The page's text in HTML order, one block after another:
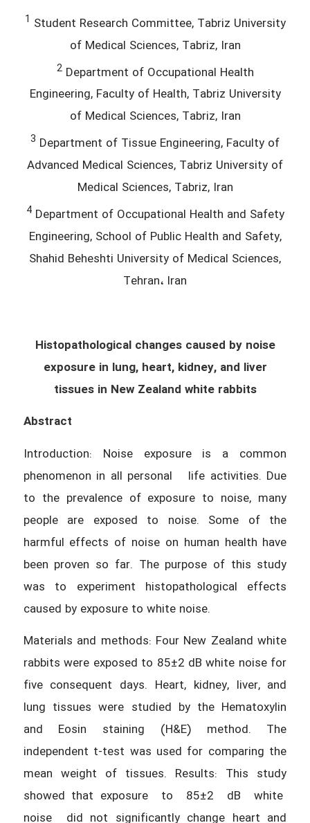
1 Student Research Committee, Tabriz University
of Medical Sciences, Tabriz, Iran
2Department of Occupational Health
Engineering, Faculty of Health, Tabriz University
of Medical Sciences, Tabriz, Iran
3 Department of Tissue Engineering, Faculty of
Advanced Medical Sciences, Tabriz University of
Medical Sciences, Tabriz, Iran
4Department of Occupational Health and Safety
Engineering, School of Public Health and Safety,
Shahid Beheshti University of Medical Sciences,
Tehran، Iran
Histopathological changes caused by noise
exposure in lung, heart, kidney, and liver
tissues in New Zealand white rabbits
Abstract
Introduction: Noise exposure is a common
phenomenon in all personal life activities. Due
to the prevalence of exposure to noise, many
people are exposed to noise. Some of the
harmful effects of noise on human health have
been proven so far. The purpose of this study
was to experiment histopathological effects
caused by exposure to white noise.
Materials and methods: Four New Zealand white
rabbits were exposed to 85±2 dB white noise for
five consequent days. Heart, kidney, liver, and
lung tissues were studied by the Hematoxylin
and Eosin staining (H&E) method. The
independent t-test was used for comparing the
mean weight of tissues. Results: This study
showed that exposure to 85±2 dB white
noise did not significantly change heart and